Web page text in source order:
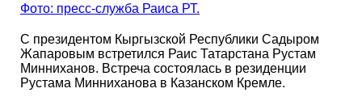
Фото: пресс-служба Раиса РТ.
С президентом Кыргызской Республики Садыром
Жапаровым встретился Раис Татарстана Рустам
Минниханов. Встреча состоялась в резиденции
Рустама Минниханова в Казанском Кремле.